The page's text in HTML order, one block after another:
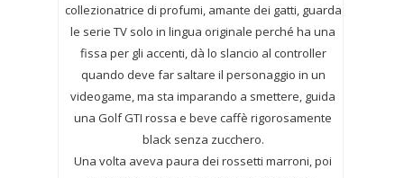
collezionatrice di profumi, amante dei gatti, guarda
le serie TV solo in lingua originale perché ha una
fissa per gli accenti, dà lo slancio al controller
quando deve far saltare il personaggio in un
videogame, ma sta imparando a smettere, guida
una Golf GTI rossa e beve caffè rigorosamente
black senza zucchero.
Una volta aveva paura dei rossetti marroni, poi